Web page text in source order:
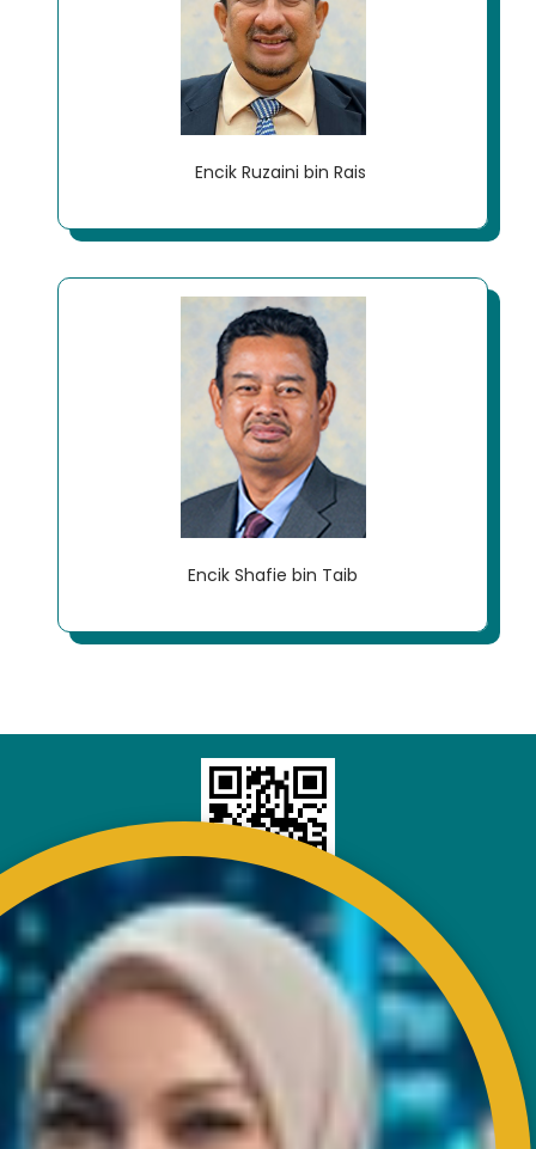
Encik Ruzaini bin Rais
Encik Shafie bin Taib
HUBUNGI
Bangunan RISDA
Km 7, Jalan Ampang,
Karung Berkunci 11067,